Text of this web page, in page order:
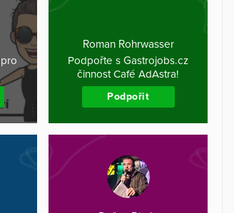
Roman Rohrwasser
Podpořte s Gastrojobs.cz
činnost Café AdAstra!
Podpořit